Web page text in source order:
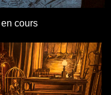
cours